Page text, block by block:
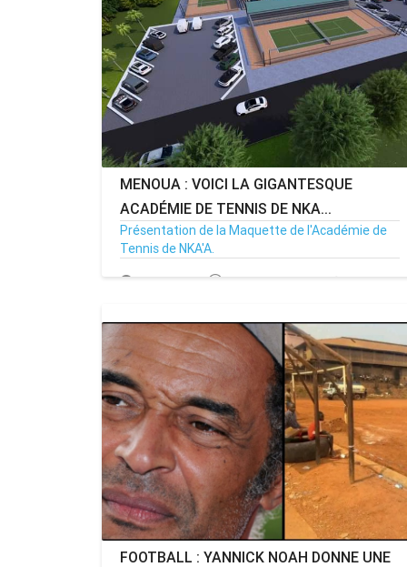
MENOUA : VOICI LA GIGANTESQUE
ACADÉMIE DE TENNIS DE NKA...
Présentation de la Maquette de l'Académie de
Tennis de NKA'A.
12/08/24 Par MenouActu 0
FOOTBALL : YANNICK NOAH DONNE UNE
MENOUACTU